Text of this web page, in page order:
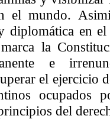
el mundo.
diplomática en
la
e
el ejercicio
ocupados
del